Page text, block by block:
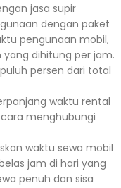
jasa supir
dengan paket
pengunaan mobil,
dihitung per jam.
persen dari total
waktu rental
menghubungi
waktu sewa mobil
jam di hari yang
penuh dan sisa